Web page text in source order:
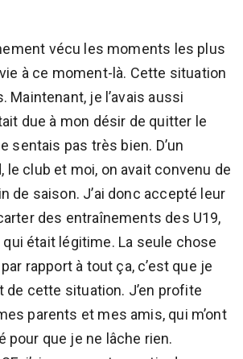
vécu les moments les plus
à ce moment-là. Cette situation
Maintenant, je l’avais aussi
due à mon désir de quitter le
sentais pas très bien. D’un
le club et moi, on avait convenu de
de saison. J’ai donc accepté leur
des entraînements des U19,
qui était légitime. La seule chose
rapport à tout ça, c’est que je
cette situation. J’en profite
parents et mes amis, qui m’ont
pour que je ne lâche rien.